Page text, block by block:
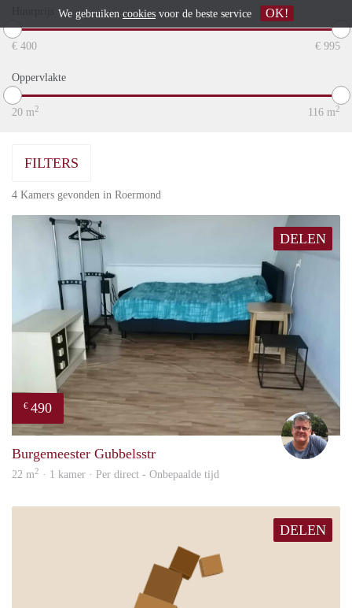
€ 400 € 995
Oppervlakte
20 m2 116 m2
FILTERS
4 Kamers gevonden in Roermond
DELEN
€ 490
Burgemeester Gubbelsstr
22 m2 · 1 kamer · Per direct - Onbepaalde tijd
DELEN
We gebruiken cookies voor de beste service OK!